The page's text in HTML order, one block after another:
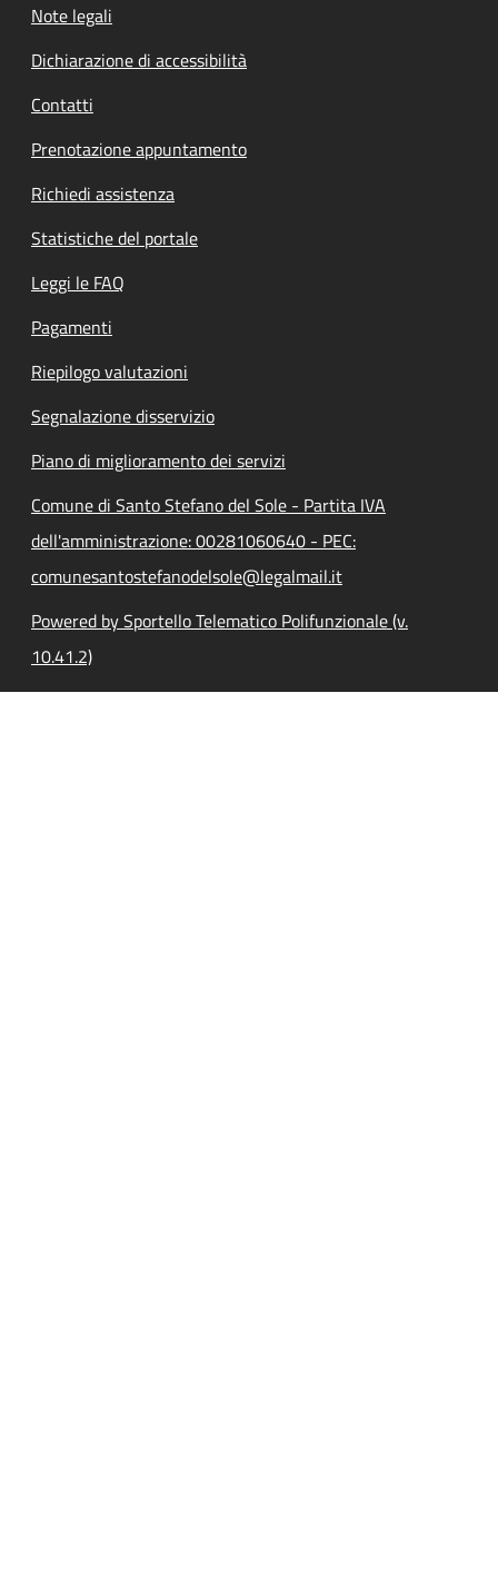
Note legali
Dichiarazione di accessibilità
Contatti
Prenotazione appuntamento
Richiedi assistenza
Statistiche del portale
Leggi le FAQ
Pagamenti
Riepilogo valutazioni
Segnalazione disservizio
Piano di miglioramento dei servizi
Comune di Santo Stefano del Sole - Partita IVA
dell'amministrazione: 00281060640 - PEC:
comunesantostefanodelsole@legalmail.it
Powered by Sportello Telematico Polifunzionale (v.
10.41.2)